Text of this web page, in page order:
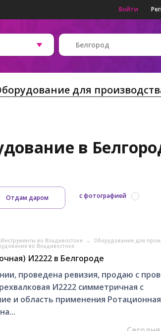
Войти
Белгород
для
в
Отдам даром с фотографией
во Владивостоке → Оборудование для
во Владивостоке
И2222 в Белгороде
проведена ревизия, продаю с
И2222 симметричная с
и область применения Ротационная